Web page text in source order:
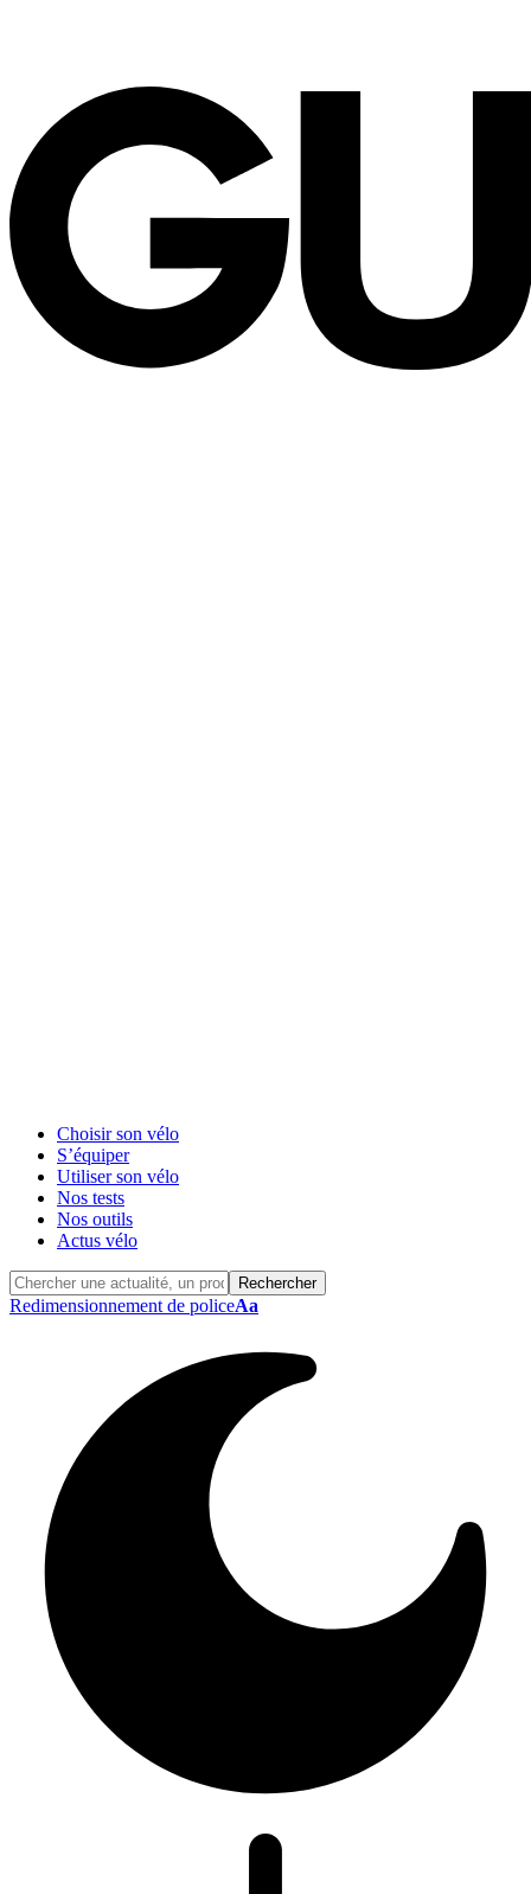
Choisir son vélo
S’équiper
Utiliser son vélo
Nos tests
Nos outils
Actus vélo
Redimensionnement de policeAa